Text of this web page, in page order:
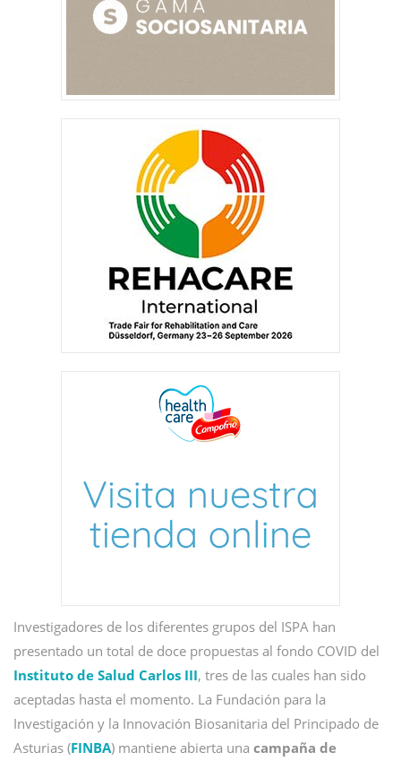
Investigadores de los diferentes grupos del ISPA han
presentado un total de doce propuestas al fondo COVID del
Instituto de Salud Carlos III, tres de las cuales han sido
aceptadas hasta el momento. La Fundación para la
Investigación y la Innovación Biosanitaria del Principado de
Asturias (FINBA) mantiene abierta una campaña de